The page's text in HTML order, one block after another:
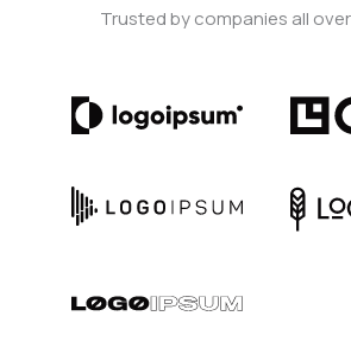
Trusted by companies all